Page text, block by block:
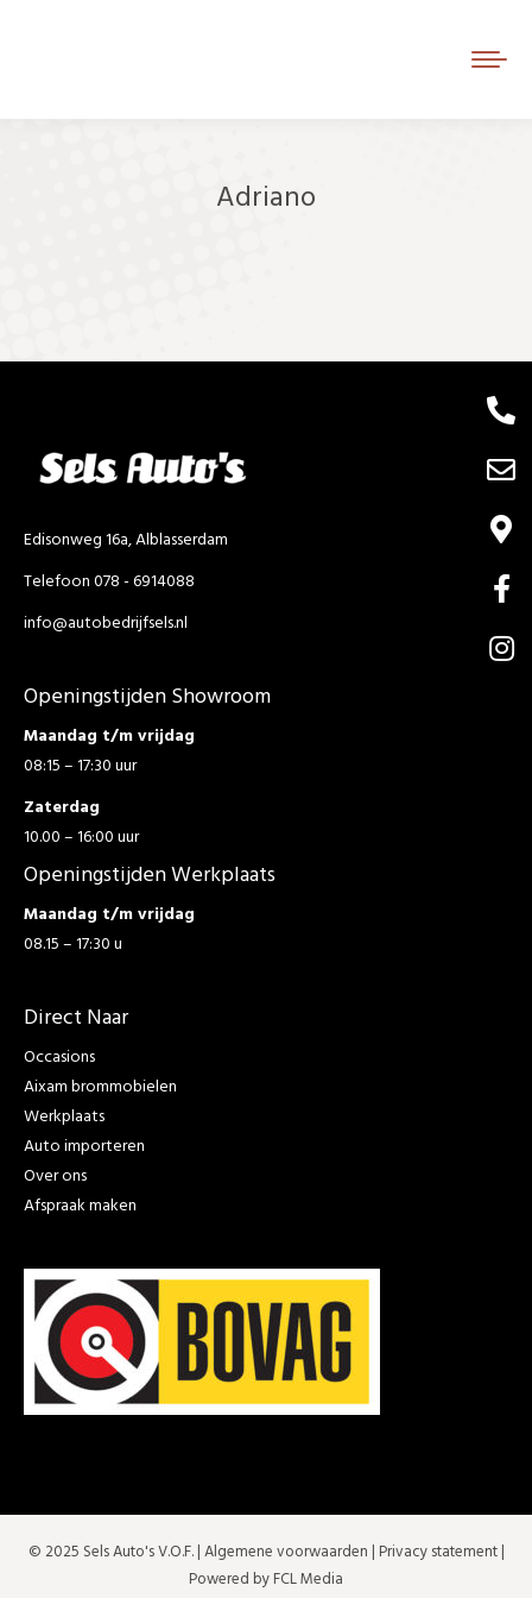
Adriano
Edisonweg 16a, Alblasserdam
Telefoon 078 - 6914088
info@autobedrijfsels.nl
Openingstijden Showroom
Maandag t/m vrijdag
08:15 – 17:30 uur
Zaterdag
10.00 – 16:00 uur
Openingstijden Werkplaats
Maandag t/m vrijdag
08.15 – 17:30 u
Direct Naar
Occasions
Aixam brommobielen
Werkplaats
Auto importeren
Over ons
Afspraak maken
© 2025 Sels Auto's V.O.F. |Algemene voorwaarden | Privacy statement|
Powered by FCL Media